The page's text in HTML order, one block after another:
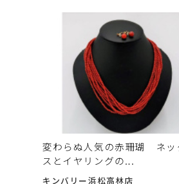
変わらぬ人気の赤珊瑚 ネッ
スとイヤリングの...
キンバリー浜松高林店